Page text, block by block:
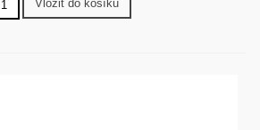
Vložit do košíku